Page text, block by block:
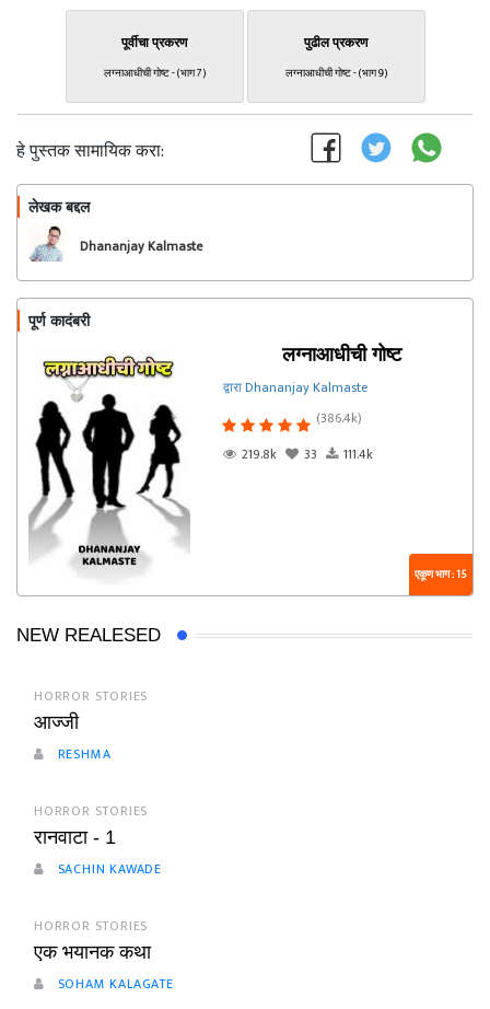
पूर्वीचा प्रकरण
लग्नाआधीची गोष्ट - (भाग 7)
पुढील प्रकरण
लग्नाआधीची गोष्ट - (भाग 9)
हे पुस्तक सामायिक करा:
लेखक बद्दल
Dhananjay Kalmaste
पूर्ण कादंबरी
लग्नाआधीची गोष्ट
द्वारा Dhananjay Kalmaste
(386.4k)
219.8k
33 111.4k
एकूण भाग : 15
NEW REALESED
HORROR STORIES
आज्जी
RESHMA
HORROR STORIES
रानवाटा - 1
SACHIN KAWADE
HORROR STORIES
एक भयानक कथा
SOHAM KALAGATE